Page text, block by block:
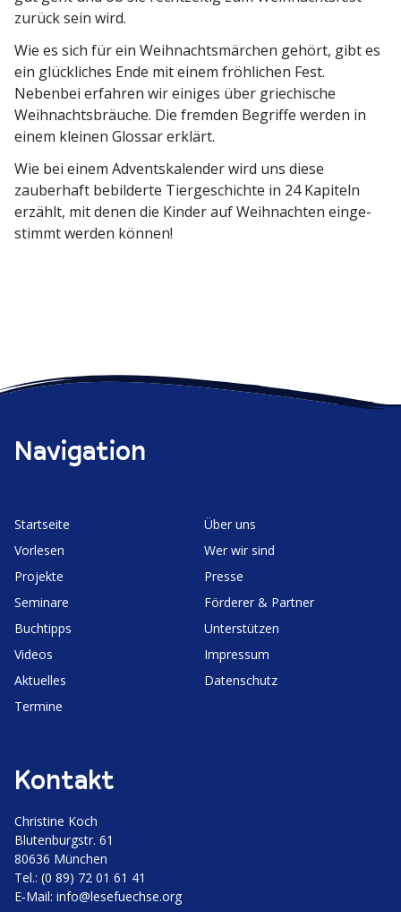
zurück sein wird.
Wie es sich für ein Weihnachts­märchen gehört, gibt es
ein glück­liches Ende mit einem fröhlichen Fest.
Nebenbei erfahren wir einiges über griechische
Weihnachts­bräuche. Die fremden Begriffe werden in
einem kleinen Glossar erklärt.
Wie bei einem Advents­ka­lender wird uns diese
zauberhaft bebil­derte Tierge­schichte in 24 Kapiteln
erzählt, mit denen die Kinder auf Weihnachten einge­
stimmt werden können!
Navigation
Start­seite
Vorlesen
Projekte
Seminare
Buchtipps
Videos
Aktuelles
Termine
Über uns
Wer wir sind
Presse
Förderer & Partner
Unter­stützen
Impressum
Daten­schutz
Kontakt
Christine Koch
Bluten­burgstr. 61
80636 München
Tel.: (0 89) 72 01 61 41
E‑Mail: info@lesefuechse.org